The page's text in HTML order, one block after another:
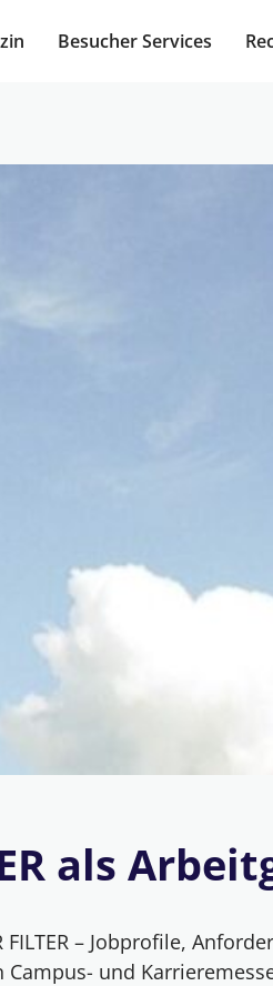
Besucher Services
als
FILTER – Jobprofile,
Campus- und